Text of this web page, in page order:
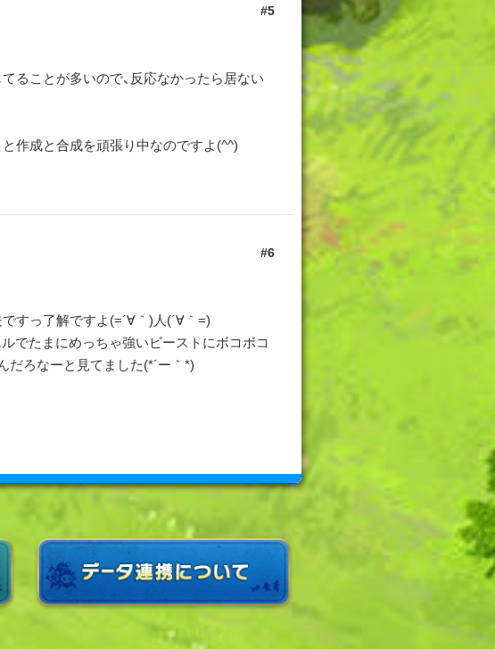
5
ることが多いので、反応なかったら居ない
作成と合成を頑張り中なのですよ(^^)
6
すっ了解ですよ(=´∀｀)人(´∀｀=)
ルでたまにめっちゃ強いビーストにボコボコ
だろなーと見てました(*´ー｀*)